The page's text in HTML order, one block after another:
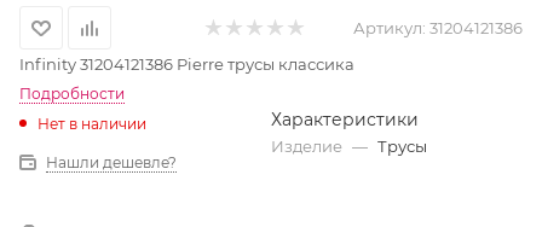
Артикул: 31204121386
Infinity 31204121386 Pierre трусы классика
Подробности
Нет в наличии
Нашли дешевле?
Характеристики
Изделие — Трусы